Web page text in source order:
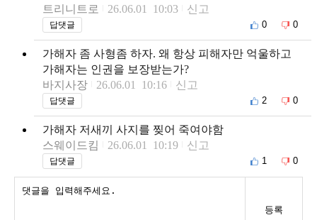
트리니트로
26.06.01 10:03 신고
답댓글 0 0
가해자 좀 사형좀 하자. 왜 항상 피해자만 억울하고
가해자는 인권을 보장받는가?
바지사장
26.06.01 10:16 신고
답댓글 2 0
가해자 저새끼 사지를 찢어 죽여야함
스웨이드킴
26.06.01 10:19 신고
답댓글 1 0
등록